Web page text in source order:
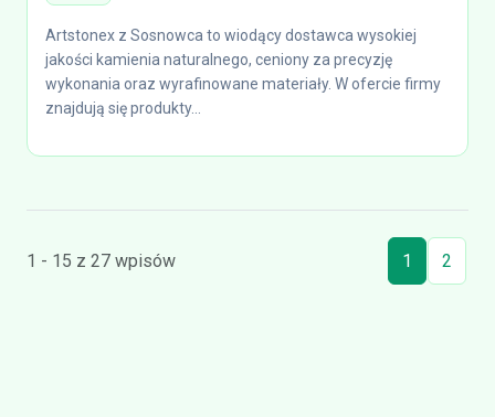
Artstonex z Sosnowca to wiodący dostawca wysokiej
jakości kamienia naturalnego, ceniony za precyzję
wykonania oraz wyrafinowane materiały. W ofercie firmy
znajdują się produkty...
1 - 15 z 27 wpisów 1 2